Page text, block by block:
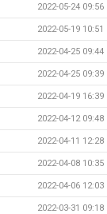
2022-05-24 09:56
2022-05-19 10:51
2022-04-25 09:44
2022-04-25 09:39
2022-04-19 16:39
2022-04-12 09:48
2022-04-11 12:28
2022-04-08 10:35
2022-04-06 12:03
2022-03-31 09:18